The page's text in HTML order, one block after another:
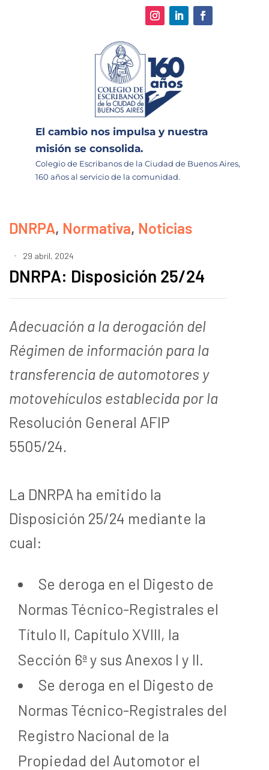
El cambio nos impulsa y nuestra
misión se consolida.
Colegio de Escribanos de la Ciudad de Buenos Aires,
160 años al servicio de la comunidad.
DNRPA, Normativa, Noticias
29 abril, 2024
DNRPA: Disposición 25/24
Adecuación a la derogación del
Régimen de información para la
transferencia de automotores y
motovehículos establecida por la
Resolución General AFIP
5505/24.
La DNRPA ha emitido la
Disposición 25/24 mediante la
cual:
Se deroga en el Digesto de
Normas Técnico-Registrales el
Título II, Capítulo XVIII, la
Sección 6ª y sus Anexos I y II.
Se deroga en el Digesto de
Normas Técnico-Registrales del
Registro Nacional de la
Propiedad del Automotor el